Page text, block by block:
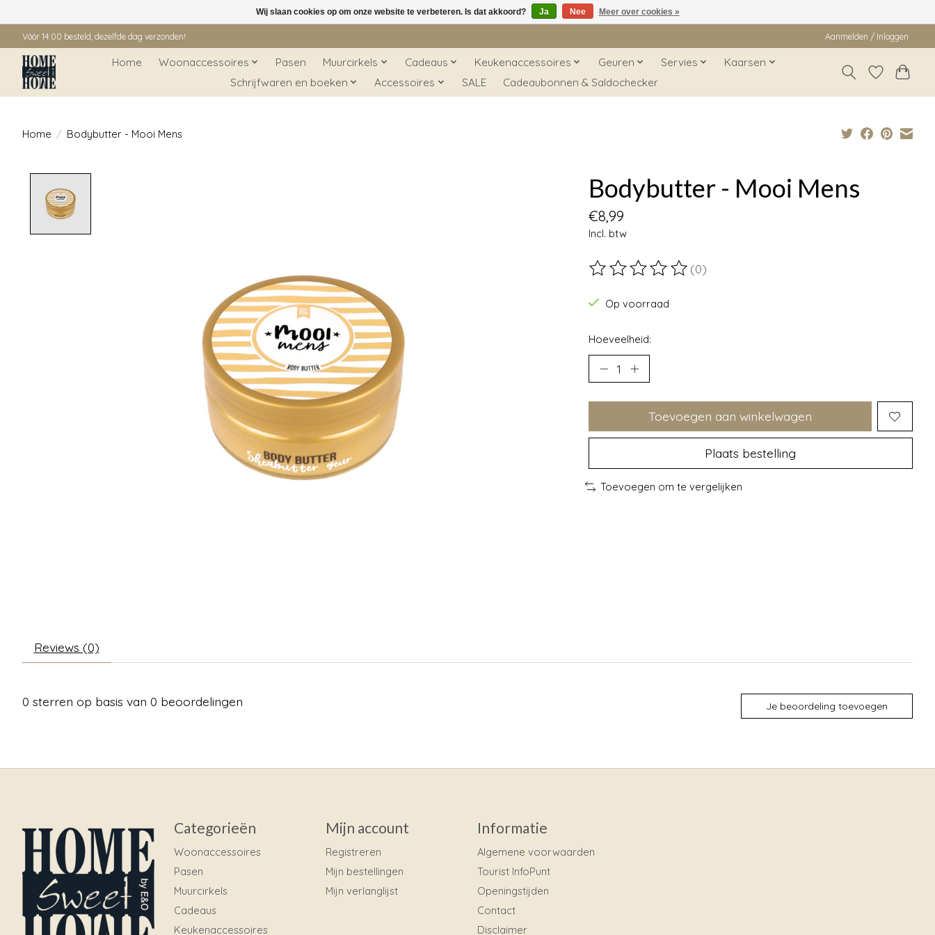
Vóór 14:00 besteld, dezelfde dag verzonden! Aanmelden / Inloggen
Home Woonaccessoires Pasen Muurcirkels Cadeaus Keukenaccessoires Geuren Servies
Kaarsen
Schrijfwaren en boeken
Accessoires SALE Cadeaubonnen & Saldochecker
Home / Bodybutter - Mooi Mens
Bodybutter - Mooi Mens
€8,99
Incl. btw
De beoordeling van dit product is
(0)
Op voorraad
Hoeveelheid:
Toevoegen aan winkelwagen
Plaats bestelling
Toevoegen om te vergelijken
Reviews (0)
0 sterren op basis van 0 beoordelingen Je beoordeling toevoegen
Categorieën
Woonaccessoires
Pasen
Muurcirkels
Cadeaus
Keukenaccessoires
Mijn account
Registreren
Mijn bestellingen
Mijn verlanglijst
Informatie
Algemene voorwaarden
Tourist InfoPunt
Openingstijden
Contact
Disclaimer
Wij slaan cookies op om onze website te verbeteren. Is dat akkoord? Ja Nee Meer over cookies »